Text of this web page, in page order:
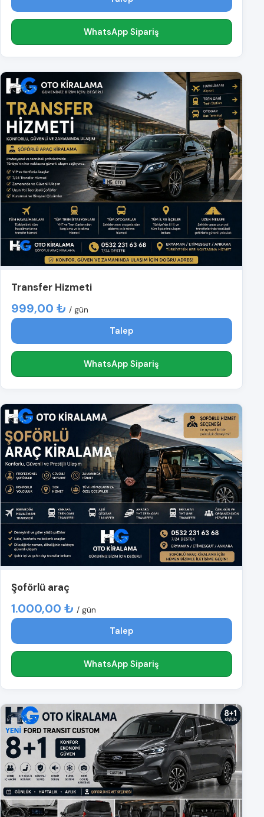
WhatsApp Sipariş
Transfer Hizmeti
999,00 ₺ / gün
Talep
WhatsApp Sipariş
Şoförlü araç
1.000,00 ₺ / gün
Talep
WhatsApp Sipariş